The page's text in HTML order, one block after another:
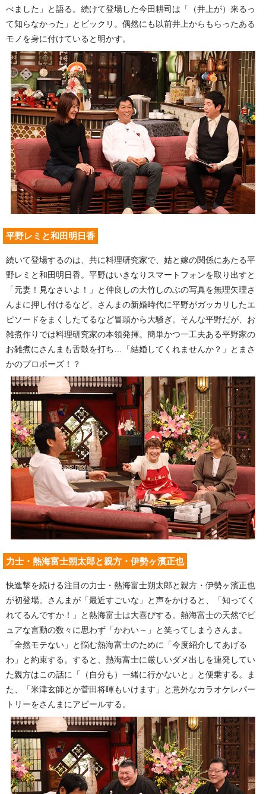
べました」と語る。続けて登場した今田耕司は「（井上が）来るっ
て知らなかった」とビックリ。偶然にも以前井上からもらったある
モノを身に付けていると明かす。
平野レミと和田明日香
続いて登場するのは、共に料理研究家で、姑と嫁の関係にあたる平
野レミと和田明日香。平野はいきなりスマートフォンを取り出すと
「元妻！見なさいよ！」と仲良しの大竹しのぶの写真を無理矢理さ
んまに押し付けるなど、さんまの新婚時代に平野がガッカリしたエ
ピソードをまくしたてるなど冒頭から大騒ぎ。そんな平野だが、お
雑煮作りでは料理研究家の本領発揮。簡単かつ一工夫ある平野家の
お雑煮にさんまも舌鼓を打ち…「結婚してくれませんか？」とまさ
かのプロポーズ！？
力士・熱海富士朔太郎と親方・伊勢ヶ濱正也
快進撃を続ける注目の力士・熱海富士朔太郎と親方・伊勢ヶ濱正也
が初登場。さんまが「最近すごいな」と声をかけると、「知ってく
れてるんですか！」と熱海富士は大喜びする。熱海富士の天然でピ
ュアな言動の数々に思わず「かわい～」と笑ってしまうさんま。
「全然モテない」と悩む熱海富士のために「今度紹介してあげる
わ」と約束する。すると、熱海富士に厳しいダメ出しを連発してい
た親方はこの話に「（自分も）一緒に行かないと」と便乗する。ま
た、「米津玄師とか菅田将暉もいけます」と意外なカラオケレパー
トリーをさんまにアピールする。